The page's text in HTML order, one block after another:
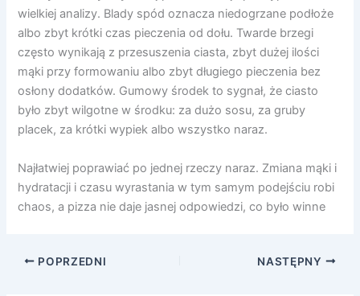
wielkiej analizy. Blady spód oznacza niedogrzane podłoże
albo zbyt krótki czas pieczenia od dołu. Twarde brzegi
często wynikają z przesuszenia ciasta, zbyt dużej ilości
mąki przy formowaniu albo zbyt długiego pieczenia bez
osłony dodatków. Gumowy środek to sygnał, że ciasto
było zbyt wilgotne w środku: za dużo sosu, za gruby
placek, za krótki wypiek albo wszystko naraz.
Najłatwiej poprawiać po jednej rzeczy naraz. Zmiana mąki i
hydratacji i czasu wyrastania w tym samym podejściu robi
chaos, a pizza nie daje jasnej odpowiedzi, co było winne
POPRZEDNI NASTĘPNY